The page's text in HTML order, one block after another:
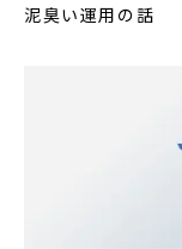
泥臭い運用の話